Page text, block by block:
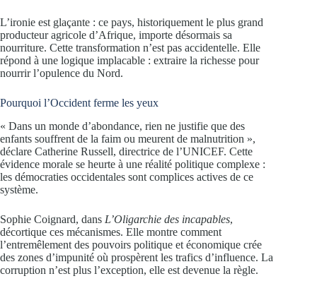
L’ironie est glaçante : ce pays, historiquement le plus grand
producteur agricole d’Afrique, importe désormais sa
nourriture. Cette transformation n’est pas accidentelle. Elle
répond à une logique implacable : extraire la richesse pour
nourrir l’opulence du Nord.
Pourquoi l’Occident ferme les yeux
« Dans un monde d’abondance, rien ne justifie que des
enfants souffrent de la faim ou meurent de malnutrition »,
déclare Catherine Russell, directrice de l’UNICEF. Cette
évidence morale se heurte à une réalité politique complexe :
les démocraties occidentales sont complices actives de ce
système.
Sophie Coignard, dans L’Oligarchie des incapables,
décortique ces mécanismes. Elle montre comment
l’entremêlement des pouvoirs politique et économique crée
des zones d’impunité où prospèrent les trafics d’influence. La
corruption n’est plus l’exception, elle est devenue la règle.